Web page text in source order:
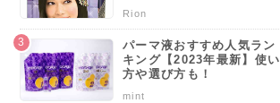
Rion
パーマ液おすすめ人気ラン
キング【2023年最新】使い
方や選び方も！
mint